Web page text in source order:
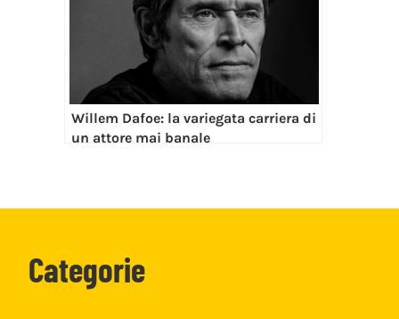
Willem Dafoe: la variegata carriera di
un attore mai banale
Categorie